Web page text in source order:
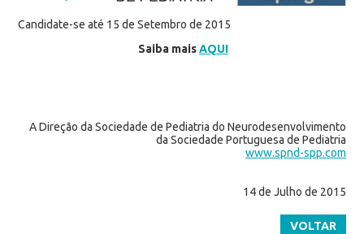
Candidate-se até 15 de Setembro de 2015
Saiba maisAQUI
A Direção da Sociedade de Pediatria do Neurodesenvolvimento
da Sociedade Portuguesa de Pediatria
www.spnd-spp.com
14 de Julho de 2015
VOLTAR